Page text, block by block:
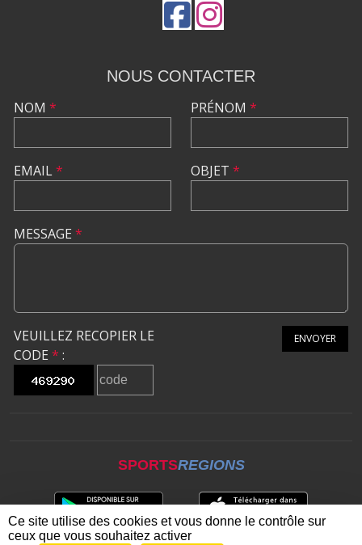
NOUS CONTACTER
NOM *
EMAIL*
PRÉNOM *
OBJET *
MESSAGE *
VEUILLEZ RECOPIER LE
CODE * :
ENVOYER
SPORTSREGIONS
Ce site utilise des cookies et vous donne le contrôle sur
ceux que vous souhaitez activer